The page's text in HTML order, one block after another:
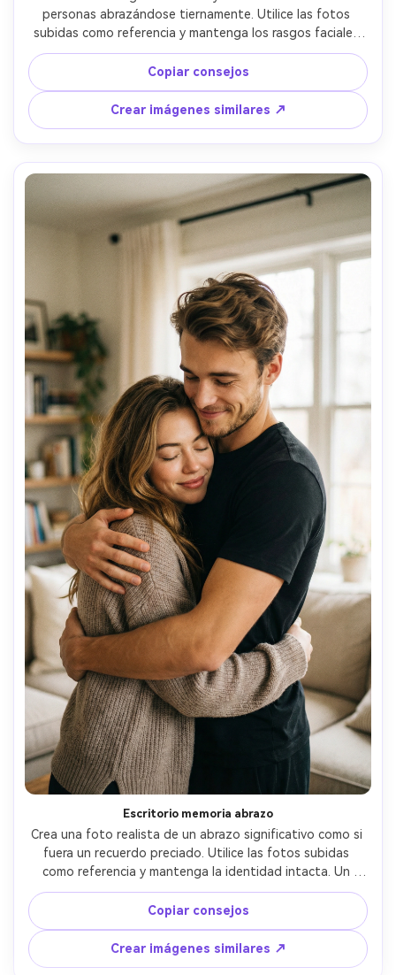
personas abrazándose tiernamente. Utilice las fotos
subidas como referencia y mantenga los rasgos faciales
exactamente idénticos. Un abrazo debe hacer que la
persona se sienta tranquila, reconfortante y
profundamente emocional. Iluminación difusa suave,
tonos cálidos, sombras suaves. Expresiones relajadas,
contacto físico natural. Estilo fotorrealista con suavidad
cinematográfica. Sin dibujos animados, sin ilustraciones,
sin exageraciones.
Copiar consejos
Crear imágenes similares ↗
Escritorio memoria abrazo
Crea una foto realista de un abrazo significativo como si
fuera un recuerdo preciado. Utilice las fotos subidas
como referencia y mantenga la identidad intacta. Un
abrazo debe ser personal, cálido y sincero. Iluminación
suave, ambiente acogedor, suave profundidad de campo.
Estilo fotográfico realista. Sin caricaturas, sin
ilustraciones, sin efectos artificiales.
Copiar consejos
Crear imágenes similares ↗